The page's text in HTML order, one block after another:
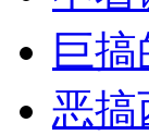
巨
恶搞